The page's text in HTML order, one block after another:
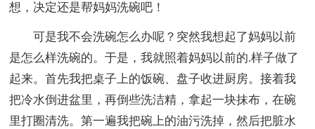
想，决定还是帮妈妈洗碗吧！
可是我不会洗碗怎么办呢？突然我想起了妈妈以前
是怎么样洗碗的。于是，我就照着妈妈以前的.样子做了
起来。首先我把桌子上的饭碗、盘子收进厨房。接着我
把冷水倒进盆里，再倒些洗洁精，拿起一块抹布，在碗
里打圈清洗。第一遍我把碗上的油污洗掉，然后把脏水